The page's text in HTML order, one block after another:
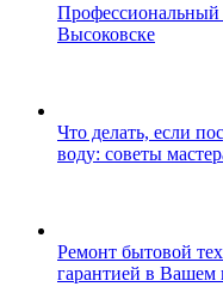
Профессиональный
Высоковске
Что делать, если
воду: советы
Ремонт бытовой
гарантией в Вашем